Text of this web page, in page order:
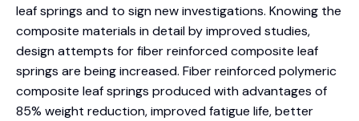
leaf springs and to sign new investigations. Knowing the
composite materials in detail by improved studies,
design attempts for fiber reinforced composite leaf
springs are being increased. Fiber reinforced polymeric
composite leaf springs produced with advantages of
85% weight reduction, improved fatigue life, better